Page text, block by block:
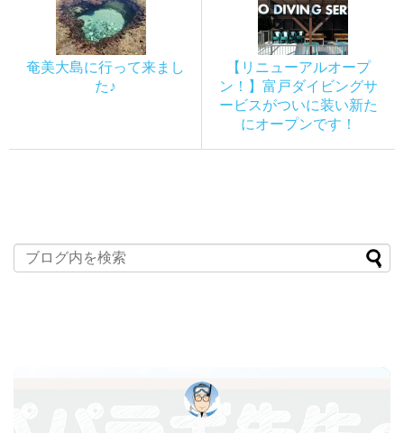
奄美大島に行って来まし
た♪
【リニューアルオープ
ン！】富戸ダイビングサ
ービスがついに装い新た
にオープンです！